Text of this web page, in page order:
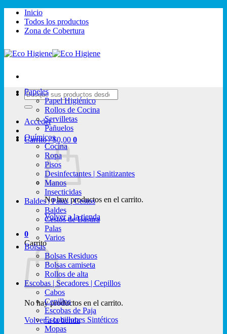
Saltar
contenido
Inicio
Todos los productos
Zona de Cobertura
Buscar
por:
Acceder
Carrito /$0,00 0
No hay productos en el carrito.
Volver a la tienda
0
Carrito
No hay productos en el carrito.
Volver a la tienda
Papeles
Papel Higiénico
Rollos de Cocina
Servilletas
Pañuelos
Químicos
Cocina
Ropa
Pisos
Desinfectantes | Sanitizantes
Manos
Insecticidas
Baldes | Palas | Cestos
Baldes
Cestos de Basura
Palas
Varios
Bolsas
Bolsas Residuos
Bolsas camiseta
Rollos de alta
Escobas | Secadores | Cepillos
Cabos
Cepillos
Escobas de Paja
Escobillones Sintéticos
Mopas